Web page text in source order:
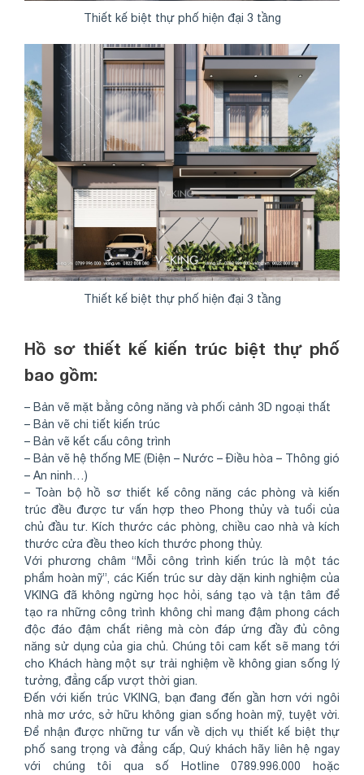
Thiết kế biệt thự phố hiện đại 3 tầng
Thiết kế biệt thự phố hiện đại 3 tầng
Hồ sơ thiết kế kiến trúc biệt thự phố
bao gồm:
– Bản vẽ mặt bằng công năng và phối cảnh 3D ngoại thất
– Bản vẽ chi tiết kiến trúc
– Bản vẽ kết cấu công trình
– Bản vẽ hệ thống ME (Điện – Nước – Điều hòa – Thông gió
– An ninh…)
– Toàn bộ hồ sơ thiết kế công năng các phòng và kiến
trúc đều được tư vấn hợp theo Phong thủy và tuổi của
chủ đầu tư. Kích thước các phòng, chiều cao nhà và kích
thước cửa đều theo kích thước phong thủy.
Với phương châm “Mỗi công trình kiến trúc là một tác
phẩm hoàn mỹ”, các Kiến trúc sư dày dặn kinh nghiệm của
VKING đã không ngừng học hỏi, sáng tạo và tận tâm để
tạo ra những công trình không chỉ mang đậm phong cách
độc đáo đậm chất riêng mà còn đáp ứng đầy đủ công
năng sử dụng của gia chủ. Chúng tôi cam kết sẽ mang tới
cho Khách hàng một sự trải nghiệm về không gian sống lý
tưởng, đẳng cấp vượt thời gian.
Đến với kiến trúc VKING, bạn đang đến gần hơn với ngôi
nhà mơ ước, sở hữu không gian sống hoàn mỹ, tuyệt vời.
Để nhận được những tư vấn về dịch vụ thiết kế biệt thự
phố sang trọng và đẳng cấp, Quý khách hãy liên hệ ngay
với chúng tôi qua số Hotline 0789.996.000 hoặc